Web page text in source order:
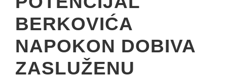
BERKOVIĆA
NAPOKON DOBIVA
ZASLUŽENU